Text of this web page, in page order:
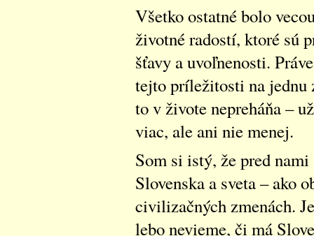
Všetko ostatné bolo
životné radostí, ktoré sú
šťavy a uvoľnenosti.
tejto príležitosti na jednu
to v živote nepreháňa –
viac, ale ani nie menej.
Som si istý, že pred
Slovenska a sveta – ako
civilizačných zmenách.
lebo nevieme, či má